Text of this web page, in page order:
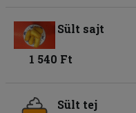
Sült sajt
1 540 Ft
Sült tej